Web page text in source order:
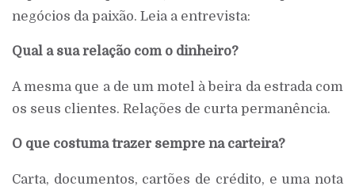
negócios da paixão. Leia a entrevista:
Qual a sua relação com o dinheiro?
A mesma que a de um motel à beira da estrada com
os seus clientes. Relações de curta permanência.
O que costuma trazer sempre na carteira?
Carta, documentos, cartões de crédito, e uma nota